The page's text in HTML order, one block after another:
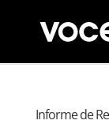
Informe de